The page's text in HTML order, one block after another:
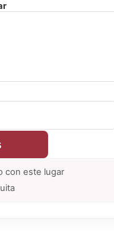
con este lugar